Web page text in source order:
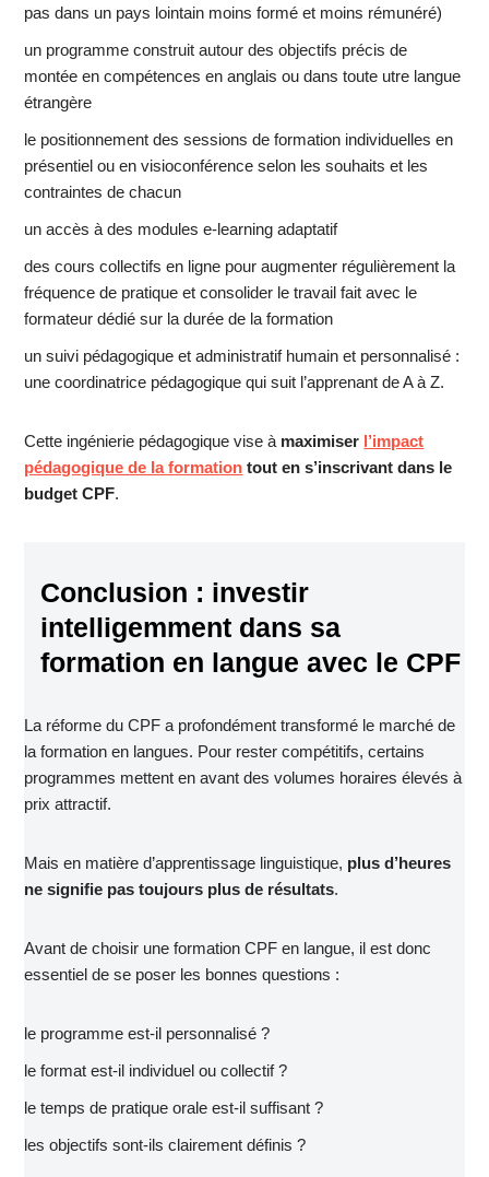
pas dans un pays lointain moins formé et moins rémunéré)
un programme construit autour des objectifs précis de
montée en compétences en anglais ou dans toute utre langue
étrangère
le positionnement des sessions de formation individuelles en
présentiel ou en visioconférence selon les souhaits et les
contraintes de chacun
un accès à des modules e-learning adaptatif
des cours collectifs en ligne pour augmenter régulièrement la
fréquence de pratique et consolider le travail fait avec le
formateur dédié sur la durée de la formation
un suivi pédagogique et administratif humain et personnalisé :
une coordinatrice pédagogique qui suit l’apprenant de A à Z.
Cette ingénierie pédagogique vise à maximiser l’impact
pédagogique de la formation tout en s’inscrivant dans le
budget CPF.
Conclusion : investir
intelligemment dans sa
formation en langue avec le CPF
La réforme du CPF a profondément transformé le marché de
la formation en langues. Pour rester compétitifs, certains
programmes mettent en avant des volumes horaires élevés à
prix attractif.
Mais en matière d’apprentissage linguistique, plus d’heures
ne signifie pas toujours plus de résultats.
Avant de choisir une formation CPF en langue, il est donc
essentiel de se poser les bonnes questions :
le programme est-il personnalisé ?
le format est-il individuel ou collectif ?
le temps de pratique orale est-il suffisant ?
les objectifs sont-ils clairement définis ?